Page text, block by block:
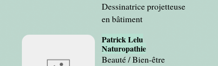
Dessinatrice projetteuse
en bâtiment
Patrick Lelu
Naturopathie
Beauté / Bien-être